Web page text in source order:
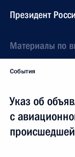
Президент
Материалы по
События
Указ об
с